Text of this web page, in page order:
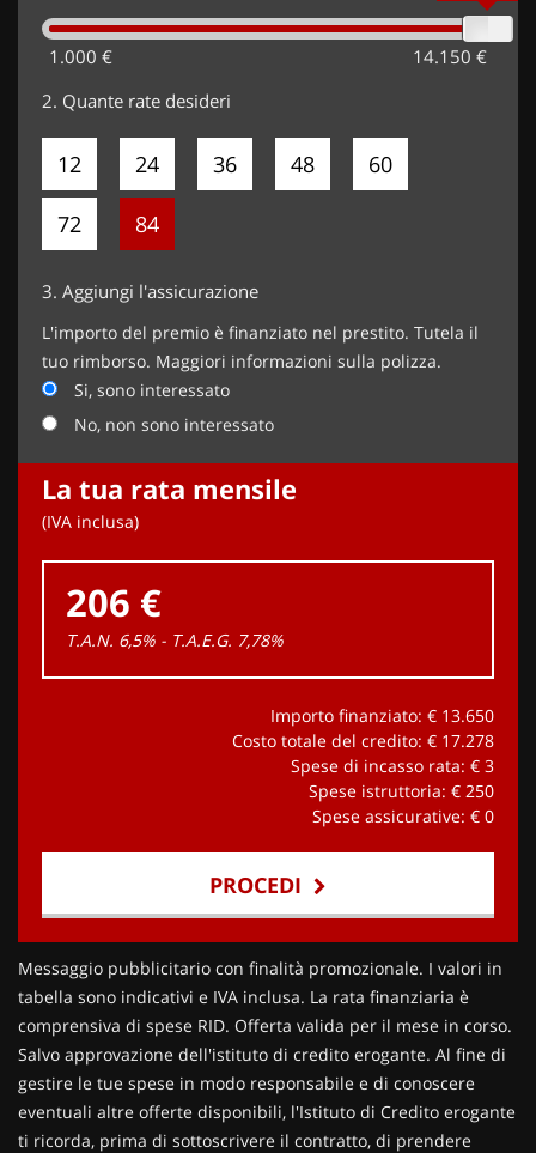
1.000 € 14.150 €
2. Quante rate desideri
12 24 36 48 60
72 84
3. Aggiungi l'assicurazione
L'importo del premio è finanziato nel prestito. Tutela il
tuo rimborso. Maggiori informazioni sulla polizza.
Si, sono interessato
No, non sono interessato
La tua rata mensile
(IVA inclusa)
206 €
T.A.N. 6,5% - T.A.E.G. 7,78%
Importo finanziato: € 13.650
Costo totale del credito: € 17.278
Spese di incasso rata: € 3
Spese istruttoria: € 250
Spese assicurative: € 0
PROCEDI
Contattaci
Messaggio pubblicitario con finalità promozionale. I valori in
tabella sono indicativi e IVA inclusa. La rata finanziaria è
comprensiva di spese RID. Offerta valida per il mese in corso.
Salvo approvazione dell'istituto di credito erogante. Al fine di
gestire le tue spese in modo responsabile e di conoscere
eventuali altre offerte disponibili, l'Istituto di Credito erogante
ti ricorda, prima di sottoscrivere il contratto, di prendere